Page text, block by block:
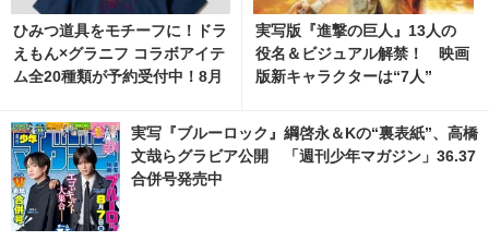
ひみつ道具をモチーフに！ドラ
えもん×グラニフ コラボアイテ
ム全20種類が予約受付中！8月
画像 | cinemacafe.net
実写版『進撃の巨人』13人の
役名＆ビジュアル解禁！ 映画
版新キャラクターは“7人”
実写『ブルーロック』綱啓永＆Kの“裏表紙”、高橋
文哉らグラビア公開 「週刊少年マガジン」36.37
合併号発売中